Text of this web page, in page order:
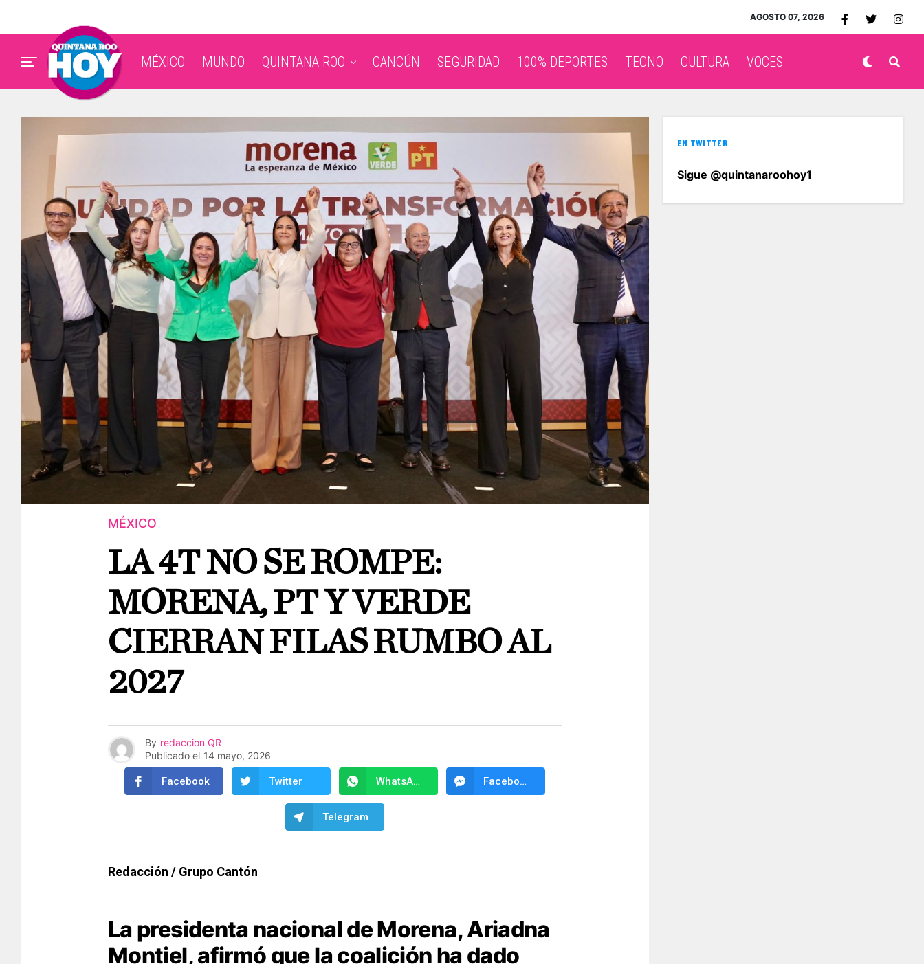
AGOSTO 07, 2026
MÉXICO MUNDO QUINTANA ROO CANCÚN SEGURIDAD 100% DEPORTES TECNO CULTURA VOCES
MÉXICO
LA 4T NO SE ROMPE:
MORENA, PT Y VERDE
CIERRAN FILAS RUMBO AL
2027
By redaccion QR
Publicado el 14 mayo, 2026
Facebook Twitter WhatsApp Facebook Messenger
Telegram
Redacción / Grupo Cantón
La presidenta nacional de Morena, Ariadna
Montiel, afirmó que la coalición ha dado
EN TWITTER
Sigue @quintanaroohoy1